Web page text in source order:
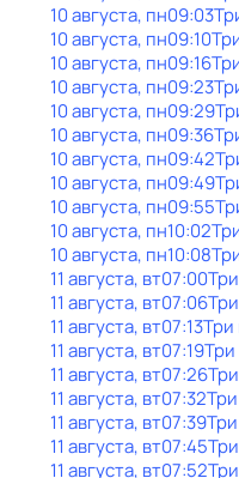
10 августа, пн09:03
10 августа, пн09:10
10 августа, пн09:16
10 августа, пн09:23
10 августа, пн09:29
10 августа, пн09:36
10 августа, пн09:42
10 августа, пн09:49
10 августа, пн09:55
10 августа, пн10:02
10 августа, пн10:08
11 августа, вт07:00
11 августа, вт07:06
11 августа, вт07:13Три
11 августа, вт07:19Три
11 августа, вт07:26
11 августа, вт07:32
11 августа, вт07:39
11 августа, вт07:45
11 августа, вт07:52